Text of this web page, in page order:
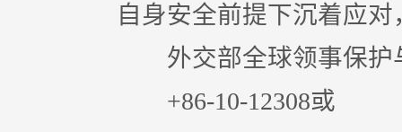
自身安全前提下沉着应
外交部全球领事保护
+86-10-12308或